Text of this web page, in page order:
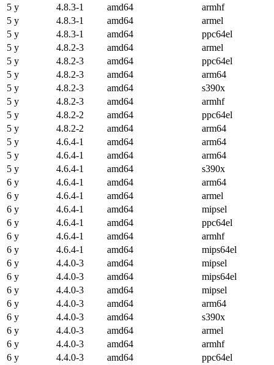
5 y
4.8.3-1 amd64
armhf
5 y
4.8.3-1 amd64
armel
5 y
4.8.3-1 amd64
ppc64el
5 y
4.8.2-3 amd64
armel
5 y
4.8.2-3 amd64
ppc64el
5 y
4.8.2-3 amd64
arm64
5 y
4.8.2-3 amd64
s390x
5 y
4.8.2-3 amd64
armhf
5 y
4.8.2-2 amd64
ppc64el
5 y
4.8.2-2 amd64
arm64
5 y
4.6.4-1 amd64
arm64
5 y
4.6.4-1 amd64
arm64
5 y
4.6.4-1 amd64
s390x
6 y
4.6.4-1 amd64
arm64
6 y
4.6.4-1 amd64
armel
6 y
4.6.4-1 amd64
mipsel
6 y
4.6.4-1 amd64
ppc64el
6 y
4.6.4-1 amd64
armhf
6 y
4.6.4-1 amd64
mips64el
6 y
4.4.0-3 amd64
mipsel
6 y
4.4.0-3 amd64
mips64el
6 y
4.4.0-3 amd64
mipsel
6 y
4.4.0-3 amd64
arm64
6 y
4.4.0-3 amd64
s390x
6 y
4.4.0-3 amd64
armel
6 y
4.4.0-3 amd64
armhf
6 y
4.4.0-3 amd64
ppc64el